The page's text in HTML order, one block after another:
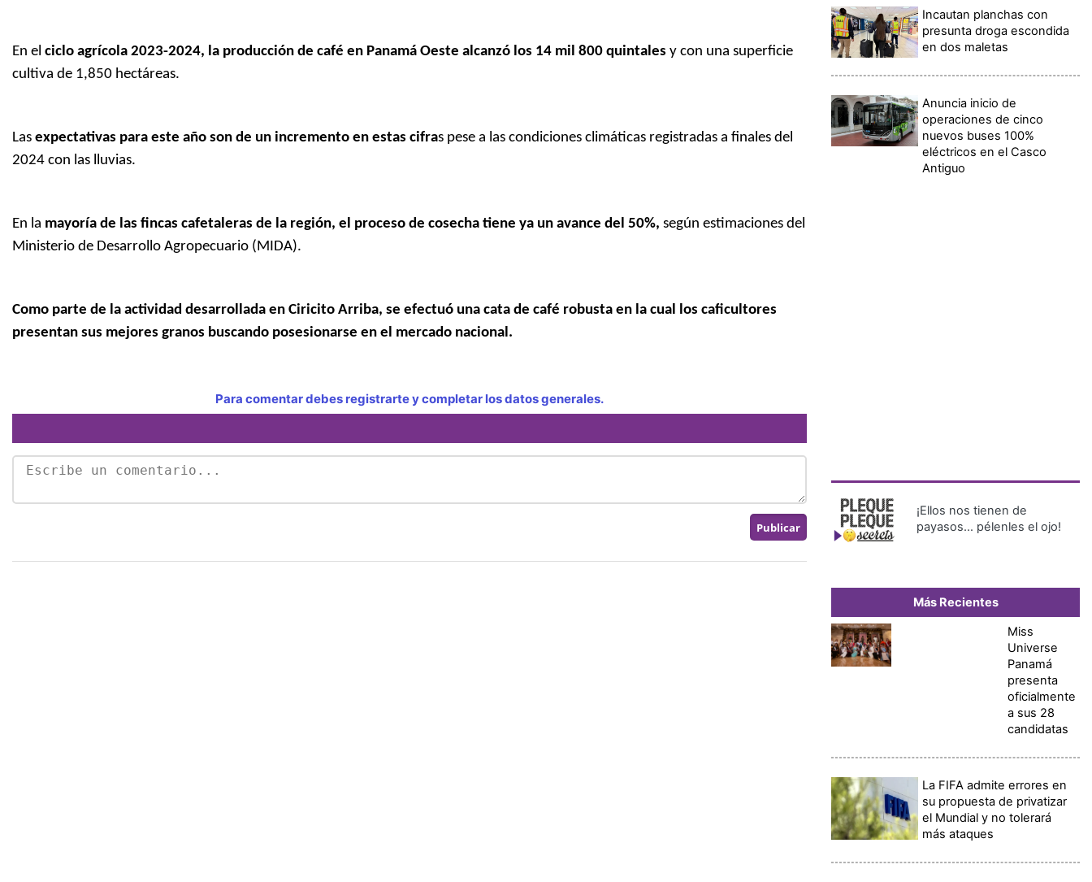
En el ciclo agrícola 2023-2024, la producción de café en Panamá Oeste alcanzó los 14 mil 800 quintales y con una superficie
cultiva de 1,850 hectáreas.
Las expectativas para este año son de un incremento en estas cifras pese a las condiciones climáticas registradas a finales del
2024 con las lluvias.
En la mayoría de las fincas cafetaleras de la región, el proceso de cosecha tiene ya un avance del 50%, según estimaciones del
Ministerio de Desarrollo Agropecuario (MIDA).
Como parte de la actividad desarrollada en Ciricito Arriba, se efectuó una cata de café robusta en la cual los caficultores
presentan sus mejores granos buscando posesionarse en el mercado nacional.
Para comentar debes registrarte y completar los datos generales.
Incautan planchas con
presunta droga escondida
en dos maletas
Anuncia inicio de
operaciones de cinco
nuevos buses 100%
eléctricos en el Casco
Antiguo
¡Ellos nos tienen de
payasos… pélenles el ojo!
Más Recientes
Miss
Universe
Panamá
presenta
oficialmente
a sus 28
candidatas
La FIFA admite errores en
su propuesta de privatizar
el Mundial y no tolerará
más ataques